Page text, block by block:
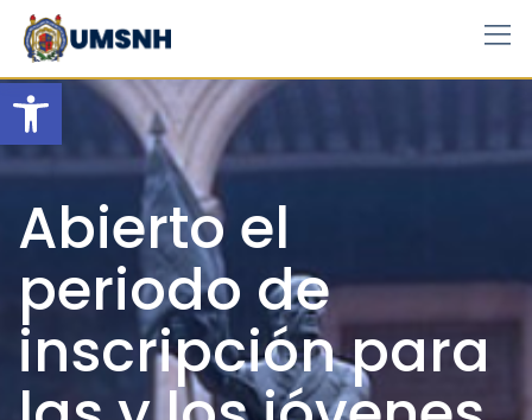
Open toolbar
Skip
content
Abierto el
periodo de
inscripción para